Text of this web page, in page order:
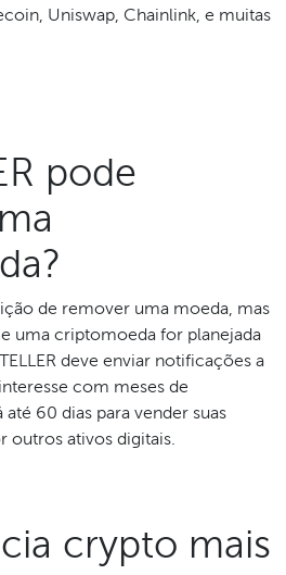
Uniswap, Chainlink, e muitas
pode
de remover uma moeda, mas
uma criptomoeda for planejada
deve enviar notificações a
com meses de
60 dias para vender suas
outros ativos digitais.
crypto mais